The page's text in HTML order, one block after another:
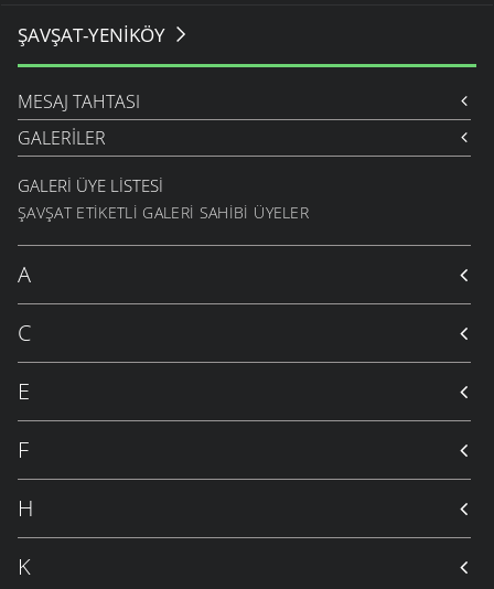
ŞAVŞAT-YENIKÖY
MESAJ TAHTASI
GALERILER
GALERI ÜYE LISTESI
ŞAVŞAT ETIKETLI GALERI SAHIBI ÜYELER
A
C
E
F
H
K